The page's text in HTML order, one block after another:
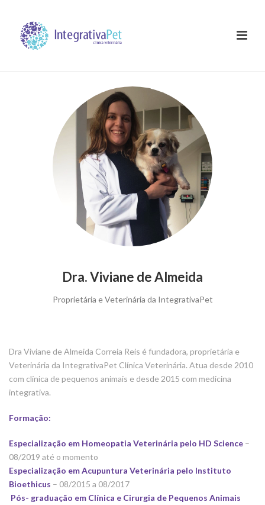
Dra. Viviane de Almeida
Proprietária e Veterinária da IntegrativaPet
Dra Viviane de Almeida Correia Reis é fundadora, proprietária e
Veterinária da IntegrativaPet Clínica Veterinária. Atua desde 2010
com clínica de pequenos animais e desde 2015 com medicina
integrativa.
Formação:
Especialização em Homeopatia Veterinária pelo HD Science –
08/2019 até o momento
Especialização em Acupuntura Veterinária pelo Instituto
Bioethicus – 08/2015 a 08/2017
Pós- graduação em Clínica e Cirurgia de Pequenos Animais